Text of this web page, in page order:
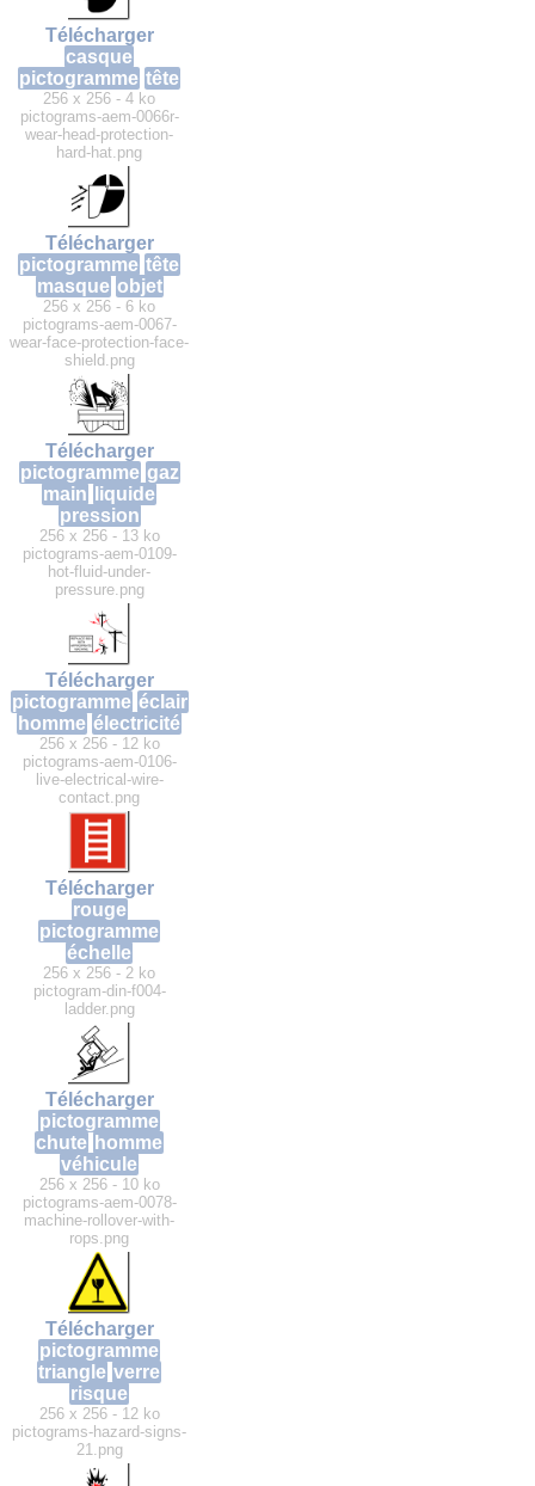
Télécharger
casque
pictogramme tête
256 x 256 - 4 ko
pictograms-aem-0066r-
wear-head-protection-
hard-hat.png
Télécharger
pictogramme tête
masque objet
256 x 256 - 6 ko
pictograms-aem-0067-
wear-face-protection-face-
shield.png
Télécharger
pictogramme gaz
main
liquide
pression
256 x 256 - 13 ko
pictograms-aem-0109-
hot-fluid-under-
pressure.png
Télécharger
pictogramme éclair
homme électricité
256 x 256 - 12 ko
pictograms-aem-0106-
live-electrical-wire-
contact.png
Télécharger
rouge
pictogramme
échelle
256 x 256 - 2 ko
pictogram-din-f004-
ladder.png
Télécharger
pictogramme
chute homme
véhicule
256 x 256 - 10 ko
pictograms-aem-0078-
machine-rollover-with-
rops.png
Télécharger
pictogramme
triangle verre
risque
256 x 256 - 12 ko
pictograms-hazard-signs-
21.png